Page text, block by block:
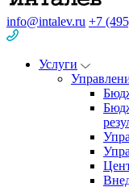
info@intalev.ru +7
Услуги